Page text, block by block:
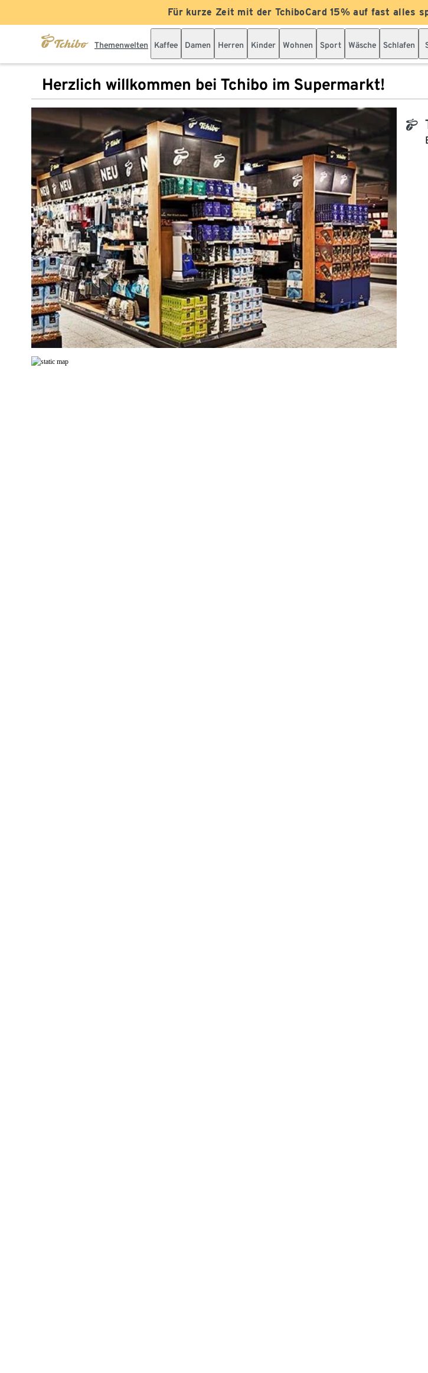
Für kurze Zeit mit der TchiboCard 15% auf fast alles
Themenwelten Kaffee Damen Herren Kinder Wohnen Sport Wäsche Schlafen
Herzlich willkommen bei Tchibo im Supermarkt!
tchibo_logo